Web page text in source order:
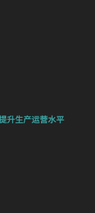
升生产运营水平